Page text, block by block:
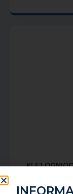
KLEJ